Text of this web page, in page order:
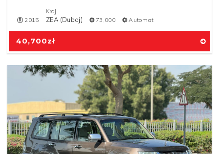
40,700zł
2015
Kraj
ZEA (Dubaj) 73,000 Automat